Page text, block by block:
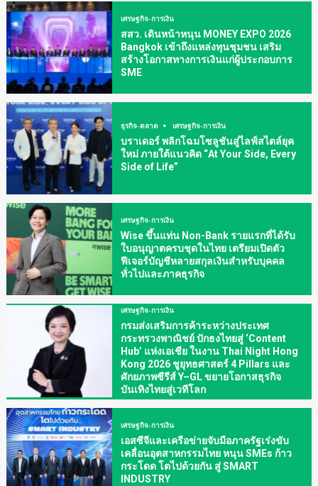
เศรษฐกิจ-การเงิน
สสว. เดินหน้าหนุน MONEY EXPO 2026
Bangkok เข้าถึงแหล่งทุนชุมชน เสริม
สร้างโอกาสทางการเงินแก่ผู้ประกอบการ
SME
ธุรกิจ-ตลาด เศรษฐกิจ-การเงิน
บราเดอร์ พลิกโฉมโซลูชันสู่ไลฟ์สไตล์ยุค
ใหม่ ภายใต้แนวคิด “At Your Side, Every
Side of Life”
เศรษฐกิจ-การเงิน
Wise ขึ้นแท่น Non-Bank รายแรกที่ได้รับ
ใบอนุญาตครบชุดในไทย เตรียมเปิดตัว
ฟีเจอร์บัญชีหลายสกุลเงินสำหรับบุคคล
ทั่วไปและภาคธุรกิจ
เศรษฐกิจ-การเงิน
กรมส่งเสริมการค้าระหว่างประเทศ
กระทรวงพาณิชย์ ปักธงไทยสู่ ‘Content
Hub’ แห่งเอเชีย ในงาน Thai Night Hong
Kong 2026 ชูยุทธศาสตร์ 4 Pillars และ
ศักยภาพซีรีส์ Y–GL ขยายโอกาสธุรกิจ
บันเทิงไทยสู่เวทีโลก
เศรษฐกิจ-การเงิน
เอสซีจีและเครือข่ายจับมือภาครัฐเร่งขับ
เคลื่อนอุตสาหกรรมไทย หนุน SMEs ก้าว
กระโดด โตไปด้วยกัน สู่ SMART
INDUSTRY